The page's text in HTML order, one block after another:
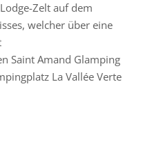
Zelt auf dem
welcher über eine
Saint Amand Glamping
La Vallée Verte